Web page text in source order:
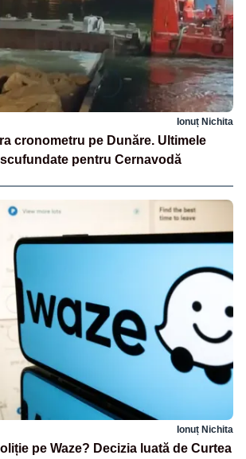
Ionuț Nichita
cronometru pe Dunăre. Ultimele
pentru Cernavodă
Ionuț Nichita
pe Waze? Decizia luată de Curtea